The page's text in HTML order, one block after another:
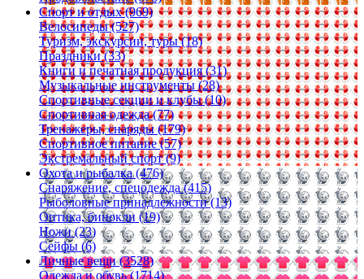
Спорт и отдых (969)
Велосипеды (527)
Туризм, экскурсии, туры (18)
Праздники (33)
Книги и печатная продукция (31)
Музыкальные инструменты (28)
Спортивные секции и клубы (10)
Спортивная одежда (77)
Тренажеры, снаряды (179)
Спортивное питание (57)
Экстремальный спорт (9)
Охота и рыбалка (476)
Снаряжение, спецодежда (415)
Рыболовные принадлежности (13)
Оптика, бинокли (19)
Ножи (23)
Сейфы (6)
Личные вещи (3528)
Одежда и обувь (1714)